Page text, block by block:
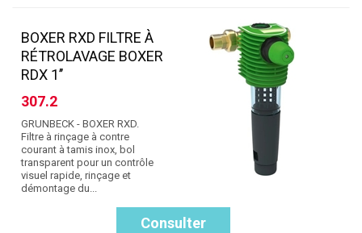
BOXER RXD FILTRE À
RÉTROLAVAGE BOXER
RDX 1’’
307.2
GRUNBECK - BOXER RXD.
Filtre à rinçage à contre
courant à tamis inox, bol
transparent pour un contrôle
visuel rapide, rinçage et
démontage du...
Consulter